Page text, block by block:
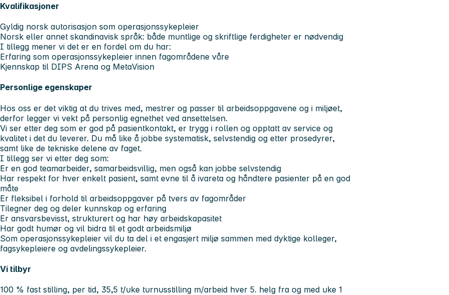
Kvalifikasjoner
Gyldig norsk autorisasjon som operasjonssykepleier
Norsk eller annet skandinavisk språk: både muntlige og skriftlige ferdigheter er nødvendig
I tillegg mener vi det er en fordel om du har:
Erfaring som operasjonssykepleier innen fagområdene våre
Kjennskap til DIPS Arena og MetaVision
Personlige egenskaper
Hos oss er det viktig at du trives med, mestrer og passer til arbeidsoppgavene og i miljøet,
derfor legger vi vekt på personlig egnethet ved ansettelsen.
Vi ser etter deg som er god på pasientkontakt, er trygg i rollen og opptatt av service og
kvalitet i det du leverer. Du må like å jobbe systematisk, selvstendig og etter prosedyrer,
samt like de tekniske delene av faget.
I tillegg ser vi etter deg som:
Er en god teamarbeider, samarbeidsvillig, men også kan jobbe selvstendig
Har respekt for hver enkelt pasient, samt evne til å ivareta og håndtere pasienter på en god
måte
Er fleksibel i forhold til arbeidsoppgaver på tvers av fagområder
Tilegner deg og deler kunnskap og erfaring
Er ansvarsbevisst, strukturert og har høy arbeidskapasitet
Har godt humør og vil bidra til et godt arbeidsmiljø
Som operasjonssykepleier vil du ta del i et engasjert miljø sammen med dyktige kolleger,
fagsykepleiere og avdelingssykepleier.
Vi tilbyr
100 % fast stilling, per tid, 35,5 t/uke turnusstilling m/arbeid hver 5. helg fra og med uke 1